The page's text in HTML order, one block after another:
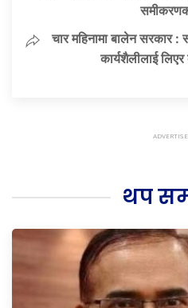
चार महिनामा बालेन सरकार :
कार्यशैलीलाई
थप